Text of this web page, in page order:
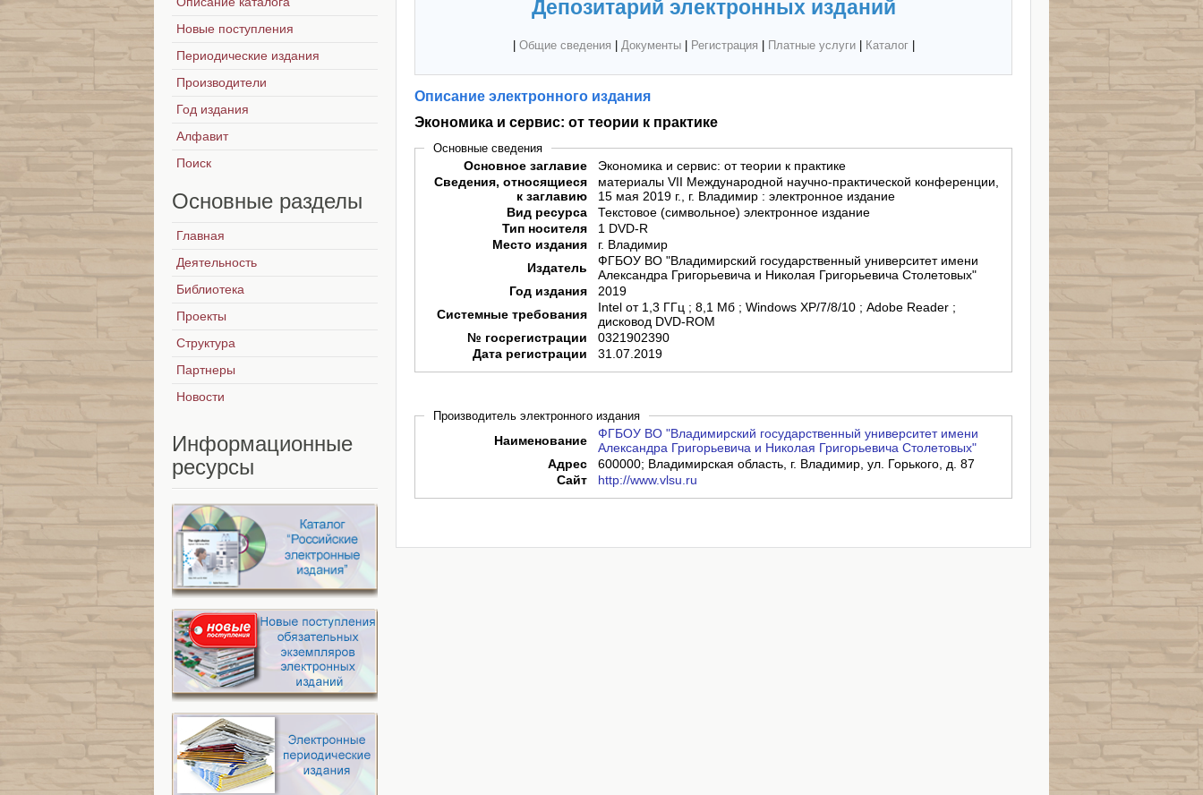
Депозитарий электронных изданий
Общие сведения Документы| Регистрация Платные услуги| Каталог|
Описание электронного издания
Экономика и сервис: от теории к практике
Основные сведения
Основное заглавие
Экономика и сервис: от теории к практике
Сведения, относящиеся
к заглавию
материалы VII Международной научно-практической конференции,
15 мая 2019 г., г. Владимир : электронное издание
Вид ресурса
Текстовое (символьное) электронное издание
Тип носителя
1 DVD-R
Место издания
г. Владимир
Издатель
ФГБОУ ВО "Владимирский государственный университет имени
Александра Григорьевича и Николая Григорьевича Столетовых"
Год издания
2019
Системные требования
Intel от 1,3 ГГц ; 8,1 Мб ; Windows XP/7/8/10 ; Adobe Reader ;
дисковод DVD-ROM
№ госрегистрации
0321902390
Дата регистрации
31.07.2019
Производитель электронного издания
Наименование
ФГБОУ ВО "Владимирский государственный университет имени
Александра Григорьевича и Николая Григорьевича Столетовых"
Адрес
600000; Владимирская область, г. Владимир, ул. Горького, д. 87
Сайт
http://www.vlsu.ru
Новые поступления
Периодические издания
Производители
Год издания
Алфавит
Поиск
Основные разделы
Главная
Деятельность
Библиотека
Проекты
Структура
Партнеры
Новости
Информационные
ресурсы